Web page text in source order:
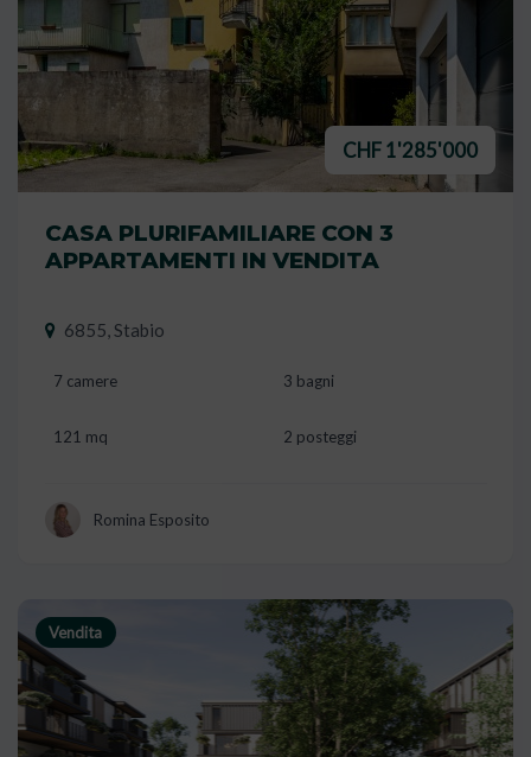
CHF 1'285'000
CASA PLURIFAMILIARE CON 3
APPARTAMENTI IN VENDITA
6855, Stabio
7 camere 3 bagni
121 mq 2 posteggi
Romina Esposito
Vendita